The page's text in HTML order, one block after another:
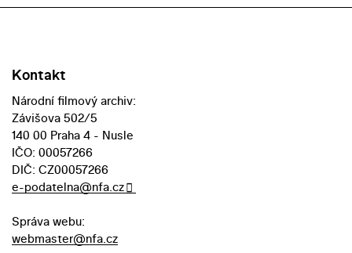
Kontakt
Národní filmový archiv:
Závišova 502/5
140 00 Praha 4 - Nusle
IČO: 00057266
DIČ: CZ00057266
e-podatelna@nfa.cz
Správa webu:
webmaster@nfa.cz